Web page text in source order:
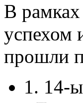
В
успехом
прошли
1. 14-